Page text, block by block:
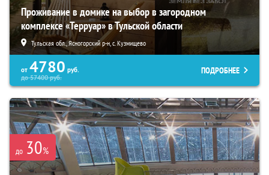
Проживание в домике на выбор в загородном
комплексе «Терруар» в Тульской области
Тульская обл., Ясногорский р-н, с. Кузмищево
от 4780 руб.
до57400руб.
ПОДРОБНЕЕ
до 30%